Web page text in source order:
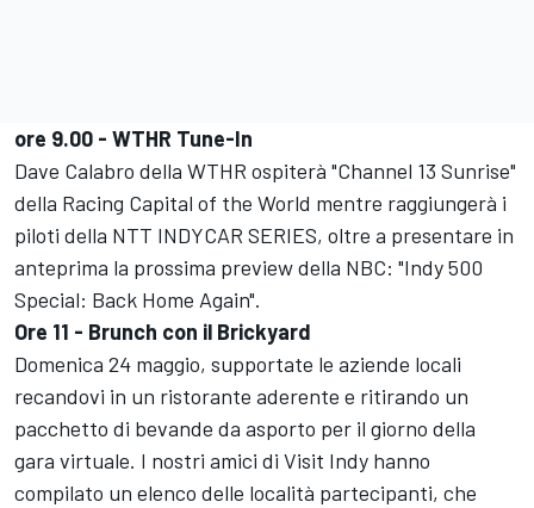
ore 9.00 - WTHR Tune-In
Dave Calabro della WTHR ospiterà "Channel 13 Sunrise"
della Racing Capital of the World mentre raggiungerà i
piloti della NTT INDYCAR SERIES, oltre a presentare in
anteprima la prossima preview della NBC: "Indy 500
Special: Back Home Again".
Ore 11 - Brunch con il Brickyard
Domenica 24 maggio, supportate le aziende locali
recandovi in un ristorante aderente e ritirando un
pacchetto di bevande da asporto per il giorno della
gara virtuale. I nostri amici di Visit Indy hanno
compilato un elenco delle località partecipanti, che